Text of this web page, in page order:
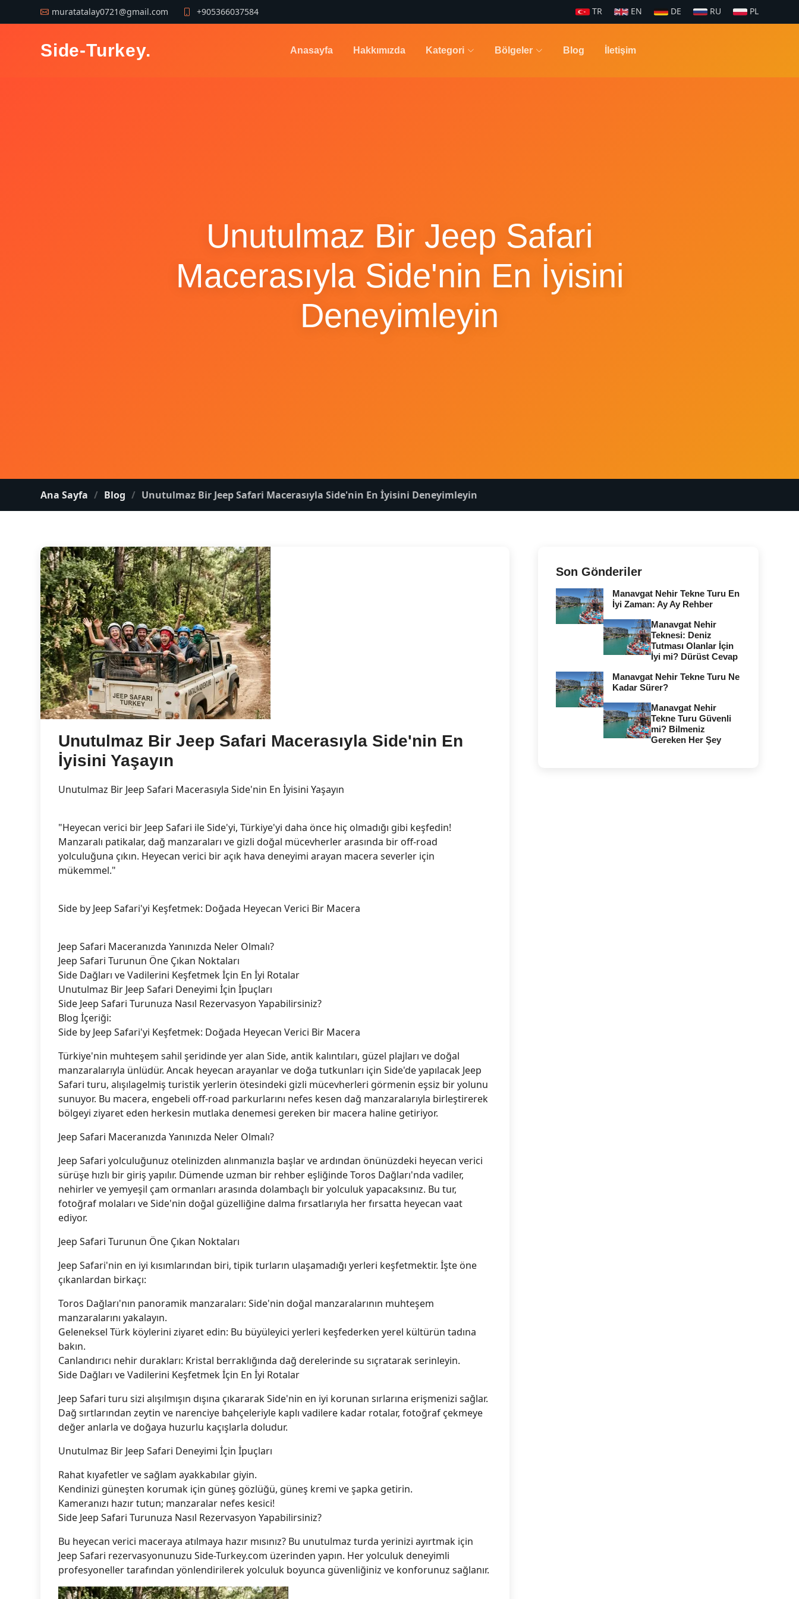
muratatalay0721@gmail.com +905366037584 TR EN DE RU PL
Side-Turkey. Anasayfa Hakkımızda Kategori Bölgeler Blog İletişim
Unutulmaz Bir Jeep Safari
Macerasıyla Side'nin En İyisini
Deneyimleyin
Ana Sayfa Blog Unutulmaz Bir Jeep Safari Macerasıyla Side'nin En İyisini Deneyimleyin
Unutulmaz Bir Jeep Safari Macerasıyla Side'nin En
İyisini Yaşayın
Unutulmaz Bir Jeep Safari Macerasıyla Side'nin En İyisini Yaşayın
"Heyecan verici bir Jeep Safari ile Side'yi, Türkiye'yi daha önce hiç olmadığı gibi keşfedin!
Manzaralı patikalar, dağ manzaraları ve gizli doğal mücevherler arasında bir off-road
yolculuğuna çıkın. Heyecan verici bir açık hava deneyimi arayan macera severler için
mükemmel."
Side by Jeep Safari'yi Keşfetmek: Doğada Heyecan Verici Bir Macera
Jeep Safari Maceranızda Yanınızda Neler Olmalı?
Jeep Safari Turunun Öne Çıkan Noktaları
Side Dağları ve Vadilerini Keşfetmek İçin En İyi Rotalar
Unutulmaz Bir Jeep Safari Deneyimi İçin İpuçları
Side Jeep Safari Turunuza Nasıl Rezervasyon Yapabilirsiniz?
Blog İçeriği:
Side by Jeep Safari'yi Keşfetmek: Doğada Heyecan Verici Bir Macera
Türkiye'nin muhteşem sahil şeridinde yer alan Side, antik kalıntıları, güzel plajları ve doğal
manzaralarıyla ünlüdür. Ancak heyecan arayanlar ve doğa tutkunları için Side'de yapılacak Jeep
Safari turu, alışılagelmiş turistik yerlerin ötesindeki gizli mücevherleri görmenin eşsiz bir yolunu
sunuyor. Bu macera, engebeli off-road parkurlarını nefes kesen dağ manzaralarıyla birleştirerek
bölgeyi ziyaret eden herkesin mutlaka denemesi gereken bir macera haline getiriyor.
Jeep Safari Maceranızda Yanınızda Neler Olmalı?
Jeep Safari yolculuğunuz otelinizden alınmanızla başlar ve ardından önünüzdeki heyecan verici
sürüşe hızlı bir giriş yapılır. Dümende uzman bir rehber eşliğinde Toros Dağları'nda vadiler,
nehirler ve yemyeşil çam ormanları arasında dolambaçlı bir yolculuk yapacaksınız. Bu tur,
fotoğraf molaları ve Side'nin doğal güzelliğine dalma fırsatlarıyla her fırsatta heyecan vaat
ediyor.
Jeep Safari Turunun Öne Çıkan Noktaları
Jeep Safari'nin en iyi kısımlarından biri, tipik turların ulaşamadığı yerleri keşfetmektir. İşte öne
çıkanlardan birkaçı:
Toros Dağları'nın panoramik manzaraları: Side'nin doğal manzaralarının muhteşem
manzaralarını yakalayın.
Geleneksel Türk köylerini ziyaret edin: Bu büyüleyici yerleri keşfederken yerel kültürün tadına
bakın.
Canlandırıcı nehir durakları: Kristal berraklığında dağ derelerinde su sıçratarak serinleyin.
Side Dağları ve Vadilerini Keşfetmek İçin En İyi Rotalar
Jeep Safari turu sizi alışılmışın dışına çıkararak Side'nin en iyi korunan sırlarına erişmenizi sağlar.
Dağ sırtlarından zeytin ve narenciye bahçeleriyle kaplı vadilere kadar rotalar, fotoğraf çekmeye
değer anlarla ve doğaya huzurlu kaçışlarla doludur.
Unutulmaz Bir Jeep Safari Deneyimi İçin İpuçları
Rahat kıyafetler ve sağlam ayakkabılar giyin.
Kendinizi güneşten korumak için güneş gözlüğü, güneş kremi ve şapka getirin.
Kameranızı hazır tutun; manzaralar nefes kesici!
Side Jeep Safari Turunuza Nasıl Rezervasyon Yapabilirsiniz?
Bu heyecan verici maceraya atılmaya hazır mısınız? Bu unutulmaz turda yerinizi ayırtmak için
Jeep Safari rezervasyonunuzu Side-Turkey.com üzerinden yapın. Her yolculuk deneyimli
profesyoneller tarafından yönlendirilerek yolculuk boyunca güvenliğiniz ve konforunuz sağlanır.
Son Gönderiler
Manavgat Nehir Tekne Turu En
İyi Zaman: Ay Ay Rehber
Manavgat Nehir
Teknesi: Deniz
Tutması Olanlar İçin
İyi mi? Dürüst Cevap
Manavgat Nehir Tekne Turu Ne
Kadar Sürer?
Manavgat Nehir
Tekne Turu Güvenli
mi? Bilmeniz
Gereken Her Şey